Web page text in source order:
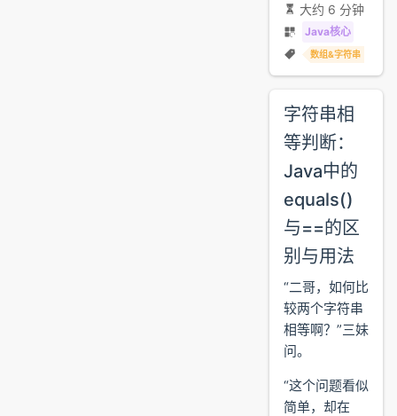
大约 6 分钟
Java核心
数组&字符串
字符串相
等判断：
Java中的
equals()
与==的区
别与用法
“二哥，如何比
较两个字符串
相等啊？”三妹
问。
“这个问题看似
简单，却在